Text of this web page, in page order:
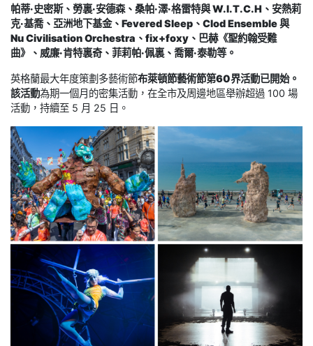
帕蒂·史密斯、勞裏·安德森、桑帕·澤·格雷特與 W.I.T.C.H、安熱莉
克·基喬、亞洲地下基金、Fevered Sleep、Clod Ensemble 與
Nu Civilisation Orchestra、fix+foxy、巴赫《聖約翰受難
曲》、威廉·肯特裏奇、菲莉帕·佩裏、喬爾·泰勒等。
英格蘭最大年度策劃多藝術節布萊頓節藝術節第60界活動已開始。
該活動為期一個月的密集活動，在全市及周邊地區舉辦超過 100 場
活動，持續至 5 月 25 日。